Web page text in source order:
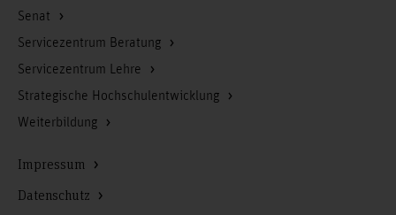
Senat
Servicezentrum Beratung
Servicezentrum Lehre
Strategische Hochschulentwicklung
Weiterbildung
Impressum
Datenschutz